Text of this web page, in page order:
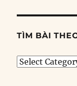
TÌM BÀI
Tìm